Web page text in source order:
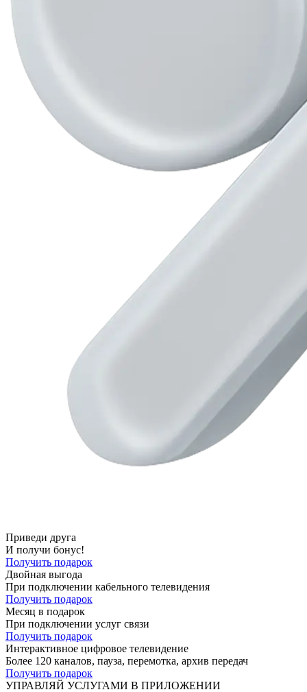
Приведи друга
И получи бонус!
Получить подарок
Двойная выгода
При подключении кабельного телевидения
Получить подарок
Месяц в подарок
При подключении услуг связи
Получить подарок
Интерактивное цифровое телевидение
Более 120 каналов, пауза, перемотка, архив передач
Получить подарок
УПРАВЛЯЙ УСЛУГАМИ В ПРИЛОЖЕНИИ